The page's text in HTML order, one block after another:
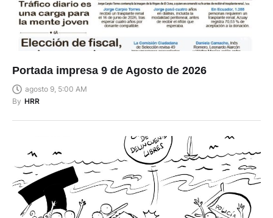
Portada impresa 9 de Agosto de 2026
agosto 9, 5:00 AM
By HRR